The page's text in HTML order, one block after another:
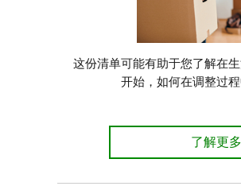
这份清单可能有助于您了解在
开始，如何在调整过程
驾驭生
了解更多